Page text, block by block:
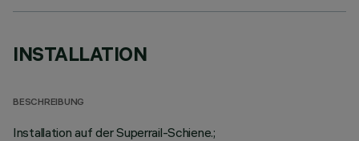
INSTALLATION
BESCHREIBUNG
Installation auf der Superrail-Schiene.;